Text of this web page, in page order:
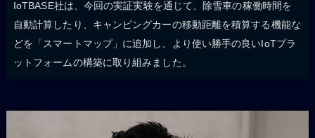
IoTBASE社は、今回の実証実験を通じて、除雪車の稼働時間を
自動計算したり、キャンピングカーの移動距離を積算する機能な
どを「スマートマップ」に追加し、より使い勝手の良いIoTプラ
ットフォームの構築に取り組みました。